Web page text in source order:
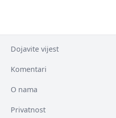
Dojavite vijest
Komentari
O nama
Privatnost